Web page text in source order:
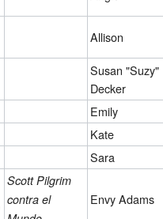
Allison
Susan "Suzy"
Decker
Emily
Kate
Sara
Scott Pilgrim
contra el
Envy Adams